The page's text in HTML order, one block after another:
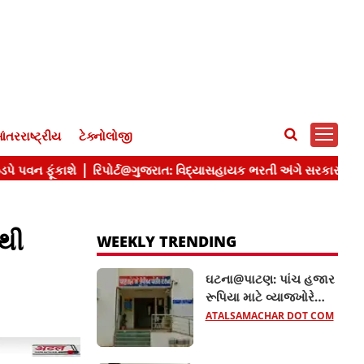
ટેક્નોલોજી
WEEKLY TRENDING
ઘટના@પાટણ: પાંચ હજાર
રૂપિયા માટે વ્યાજખોરે
મહિલાને જીવતી સળગાવી,
ATALSAMACHAR DOT COM